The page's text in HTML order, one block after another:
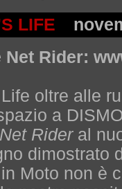
LIFE
Net Rider:
Life oltre alle
a
Rideral
Moto non è